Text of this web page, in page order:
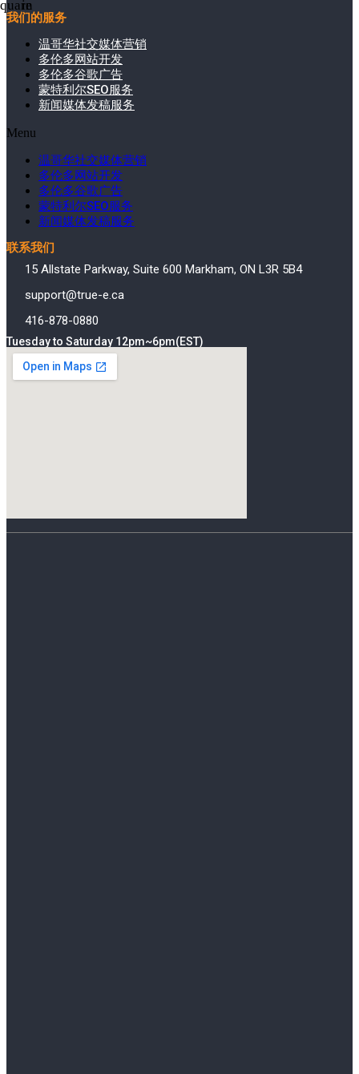
in
我们的服务
温哥华社交媒体营销
多伦多网站开发
多伦多谷歌广告
蒙特利尔SEO服务
新闻媒体发稿服务
Menu
温哥华社交媒体营销
多伦多网站开发
多伦多谷歌广告
蒙特利尔SEO服务
新闻媒体发稿服务
联系我们
15 Allstate Parkway, Suite 600 Markham, ON L3R 5B4
support@true-e.ca
416-878-0880
Tuesday to Saturday 12pm~6pm(EST)